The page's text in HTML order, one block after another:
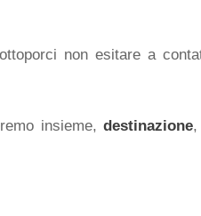
non esitare a
insieme,destinazione,